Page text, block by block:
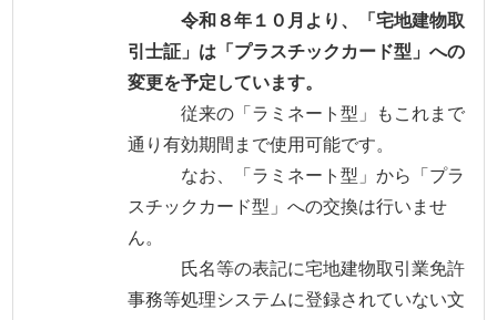
令和８年１０月より、「宅地建物取
引士証」は「プラスチックカード型」への
変更を予定しています。
従来の「ラミネート型」もこれまで
通り有効期間まで使用可能です。
なお、「ラミネート型」から「プラ
スチックカード型」への交換は行いませ
ん。
氏名等の表記に宅地建物取引業免許
事務等処理システムに登録されていない文